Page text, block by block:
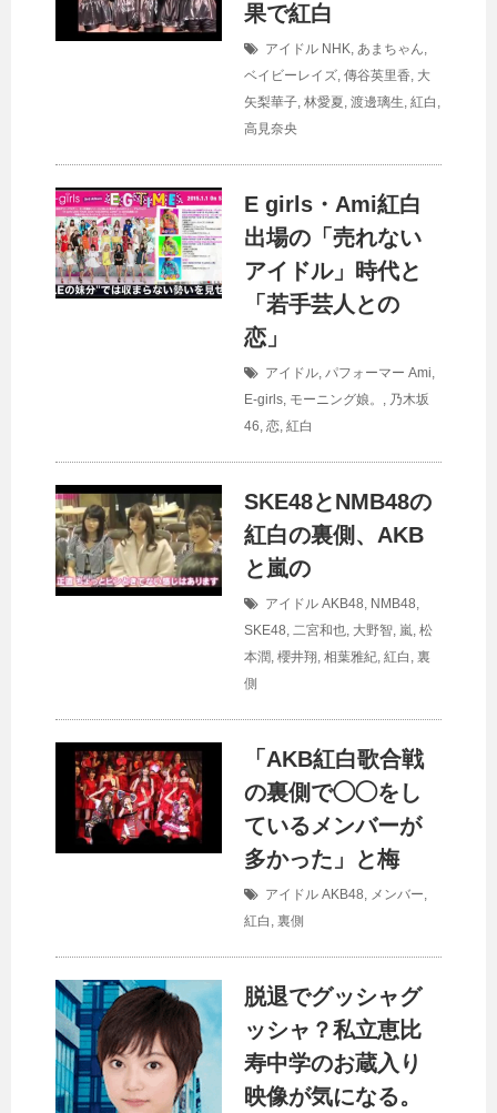
果で紅白
アイドル NHK, あまちゃん,
ベイビーレイズ, 傳谷英里香, 大
矢梨華子, 林愛夏, 渡邊璃生, 紅白 ,
高見奈央
E girls・Ami紅白
出場の「売れない
アイドル」時代と
「若手芸人との
恋」
アイドル, パフォーマー Ami,
E-girls, モーニング娘。 , 乃木坂
46, 恋, 紅白
SKE48とNMB48の
紅白の裏側、AKB
と嵐の
アイドル AKB48, NMB48,
SKE48, 二宮和也, 大野智, 嵐, 松
本潤, 櫻井翔, 相葉雅紀, 紅白 , 裏
側
「AKB紅白歌合戦
の裏側で◯◯をし
ているメンバーが
多かった」と梅
アイドル AKB48, メンバー,
紅白 , 裏側
脱退でグッシャグ
ッシャ？私立恵比
寿中学のお蔵入り
映像が気になる。